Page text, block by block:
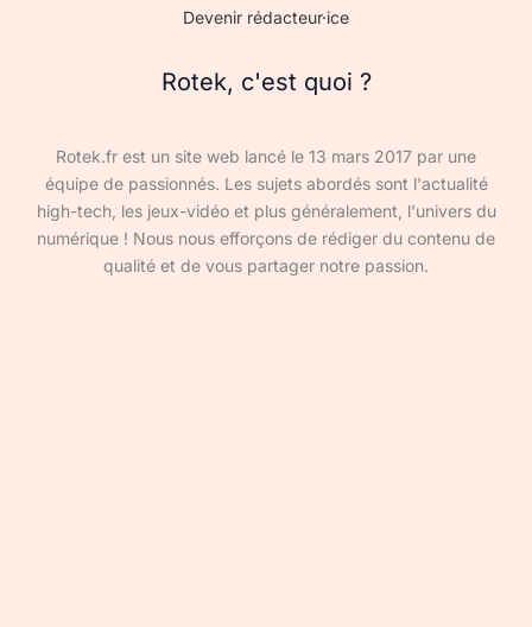
Devenir rédacteur·ice
Rotek, c'est quoi ?
Rotek.fr est un site web lancé le 13 mars 2017 par une
équipe de passionnés. Les sujets abordés sont l'actualité
high-tech, les jeux-vidéo et plus généralement, l'univers du
numérique ! Nous nous efforçons de rédiger du contenu de
qualité et de vous partager notre passion.